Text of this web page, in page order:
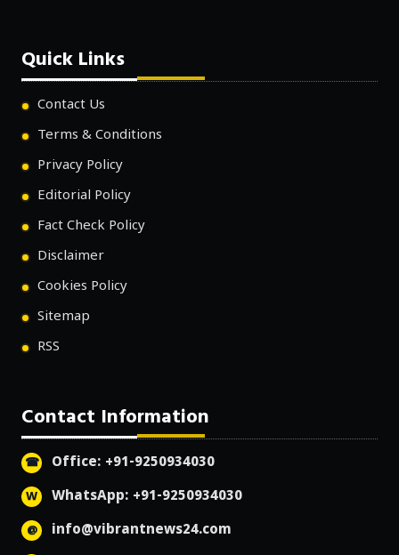
Quick Links
Contact Us
Terms & Conditions
Privacy Policy
Editorial Policy
Fact Check Policy
Disclaimer
Cookies Policy
Sitemap
RSS
Contact Information
Office: +91-9250934030
WhatsApp: +91-9250934030
info@vibrantnews24.com